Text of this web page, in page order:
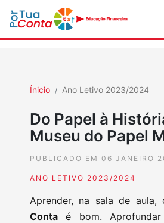
Ínicio Ano Letivo 2023/2024
Do Papel à
Museu do Papel
PUBLICADO EM 06 JANEIRO
ANO LETIVO 2023/2024
Aprender, na sala de aula,
Conta é bom. Aprofundar